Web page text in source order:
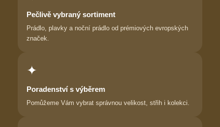
Pečlivě vybraný sortiment
Prádlo, plavky a noční prádlo od prémiových evropských
značek.
✦
Poradenství s výběrem
Pomůžeme Vám vybrat správnou velikost, střih i kolekci.